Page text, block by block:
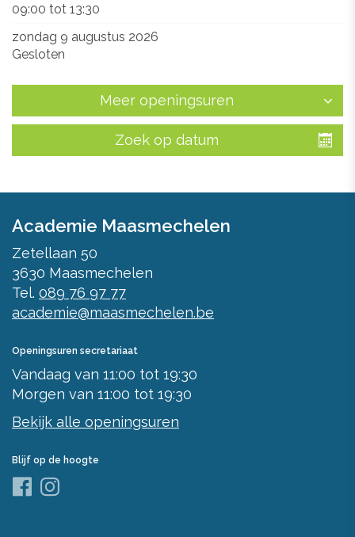
09:00 tot 13:30
zondag 9 augustus 2026
Gesloten
Meer openingsuren
Zoek op datum
Academie Maasmechelen
Zetellaan 50
3630 Maasmechelen
Tel. 089 76 97 77
academie@maasmechelen.be
Openingsuren secretariaat
Vandaag van 11:00 tot 19:30
Morgen van 11:00 tot 19:30
Bekijk alle openingsuren
Blijf op de hoogte
Facebook
Instagram